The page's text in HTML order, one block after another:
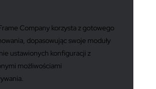
Company korzysta z gotowego
dopasowując swoje moduły
ustawionych konfiguracji z
możliwościami